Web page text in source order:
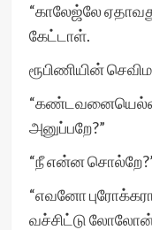
“காலேஜ்லே
கேட்டாள்.
ரூபிணியின்
அனுப்பறே?”
“நீ என்ன
“எவனோ
வச்சிட்டு